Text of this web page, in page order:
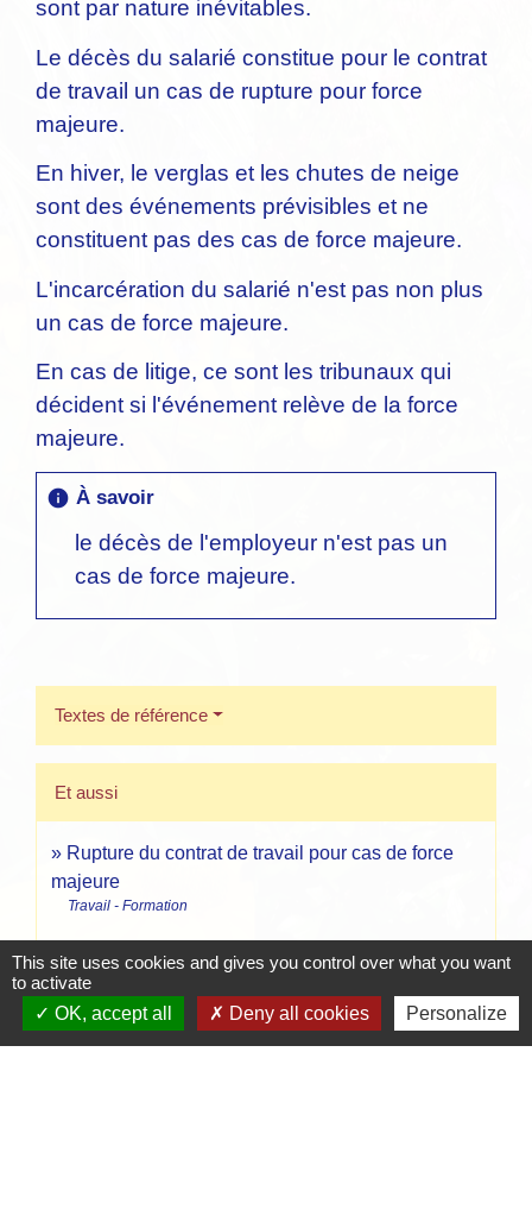
sont par nature inévitables.
Le décès du salarié constitue pour le contrat
de travail un cas de rupture pour force
majeure.
En hiver, le verglas et les chutes de neige
sont des événements prévisibles et ne
constituent pas des cas de force majeure.
L'incarcération du salarié n'est pas non plus
un cas de force majeure.
En cas de litige, ce sont les tribunaux qui
décident si l'événement relève de la force
majeure.
info À savoir
le décès de l'employeur n'est pas un
cas de force majeure.
Textes de référence
Et aussi
Rupture du contrat de travail pour cas de force
majeure
Travail - Formation
Signaler une erreur sur cette page
This site uses cookies and gives you control over what you want
to activate
OK, accept all
Deny all cookies Personalize